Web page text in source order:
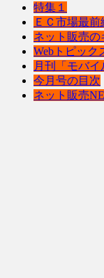
特集１
ＥＣ市場最前
ネット販売の
Webトピック
月刊「モバイ
今月号の目次
ネット販売